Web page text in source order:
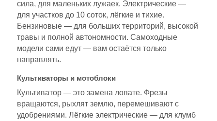
сила, для маленьких лужаек. Электрические —
для участков до 10 соток, лёгкие и тихие.
Бензиновые — для больших территорий, высокой
травы и полной автономности. Самоходные
модели сами едут — вам остаётся только
направлять.
Культиваторы и мотоблоки
Культиватор — это замена лопате. Фрезы
вращаются, рыхлят землю, перемешивают с
удобрениями. Лёгкие электрические — для клумб